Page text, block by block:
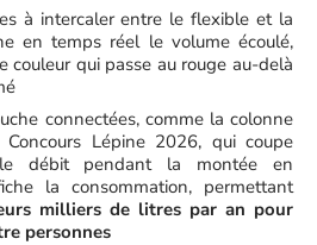
à intercaler entre le flexible et la
en temps réel le volume écoulé,
couleur qui passe au rouge au-delà
connectées, comme la colonne
Lépine 2026, qui coupe
le débit pendant la montée en
la consommation, permettant
milliers de litres par an pour
personnes